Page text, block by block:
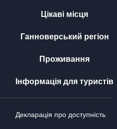
Цікаві місця
Ганноверський регіон
Проживання
Інформація для туристів
Декларація про доступність